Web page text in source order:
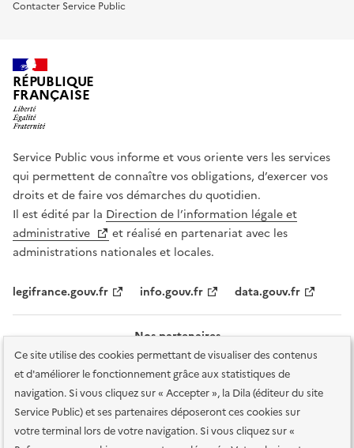
Ce site utilise des cookies permettant de visualiser des contenus
et d'améliorer le fonctionnement grâce aux statistiques de
navigation. Si vous cliquez sur « Accepter », la Dila (éditeur du site
Service Public) et ses partenaires déposeront ces cookies sur
votre terminal lors de votre navigation. Si vous cliquez sur «
Contacter Service Public
RÉPUBLIQUE
FRANÇAISE
Service Public vous informe et vous oriente vers les services
qui permettent de connaître vos obligations, d’exercer vos
droits et de faire vos démarches du quotidien.
Il est édité par la Direction de l’information légale et
administrative
et réalisé en partenariat avec les
administrations nationales et locales.
legifrance.gouv.fr info.gouv.fr data.gouv.fr
Nos partenaires
Plan du site Accessibilité : totalement conforme Accessibilité des